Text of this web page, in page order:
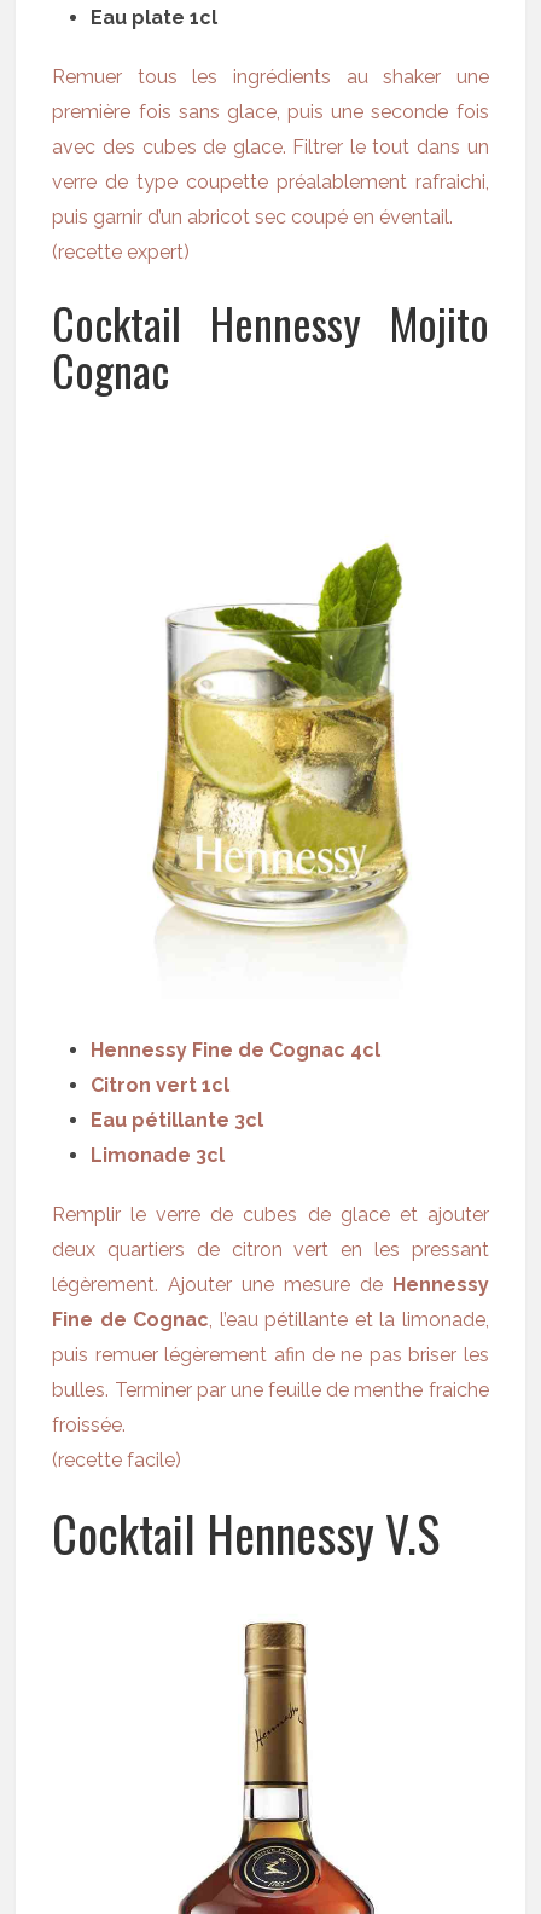
Eau plate 1cl
Remuer tous les ingrédients au shaker une
première fois sans glace, puis une seconde fois
avec des cubes de glace. Filtrer le tout dans un
verre de type coupette préalablement rafraichi,
puis garnir d’un abricot sec coupé en éventail.
(recette expert)
Cocktail Hennessy Mojito
Cognac
Hennessy Fine de Cognac 4cl
Citron vert 1cl
Eau pétillante 3cl
Limonade 3cl
Remplir le verre de cubes de glace et ajouter
deux quartiers de citron vert en les pressant
légèrement. Ajouter une mesure de Hennessy
Fine de Cognac, l’eau pétillante et la limonade,
puis remuer légèrement afin de ne pas briser les
bulles. Terminer par une feuille de menthe fraiche
froissée.
(recette facile)
Cocktail Hennessy V.S